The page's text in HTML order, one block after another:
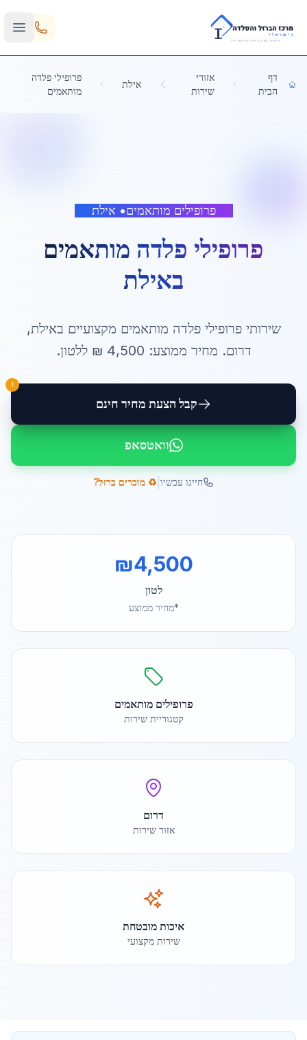
Skip to main content
דף
הבית
אזורי
שירות
אילת
פרופילי פלדה
מותאמים
פרופילים מותאמים• אילת
פרופילי פלדה מותאמים
באילת
שירותיפרופילי פלדה מותאמים מקצועיים באילת,
דרום. מחיר ממוצע: 4,500 ₪ ללטון.
קבל הצעת מחיר חינם
!
וואטסאפ
חייגו עכשיו ♻️ מוכרים ברזל?
₪4,500
לטון
*מחיר ממוצע
פרופילים מותאמים
קטגוריית שירות
דרום
אזור שירות
איכות מובטחת
שירות מקצועי